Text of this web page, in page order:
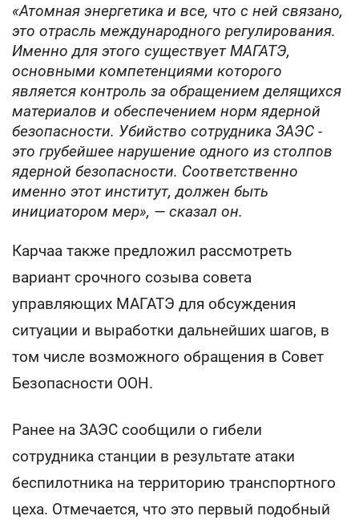
«Атомная энергетика и все, что с ней связано,
это отрасль международного регулирования.
Именно для этого существует МАГАТЭ,
основными компетенциями которого
является контроль за обращением делящихся
материалов и обеспечением норм ядерной
безопасности. Убийство сотрудника ЗАЭС -
это грубейшее нарушение одного из столпов
ядерной безопасности. Соответственно
именно этот институт, должен быть
инициатором мер», — сказал он.
Карчаа также предложил рассмотреть
вариант срочного созыва совета
управляющих МАГАТЭ для обсуждения
ситуации и выработки дальнейших шагов, в
том числе возможного обращения в Совет
Безопасности ООН.
Ранее на ЗАЭС сообщили о гибели
сотрудника станции в результате атаки
беспилотника на территорию транспортного
цеха. Отмечается, что это первый подобный